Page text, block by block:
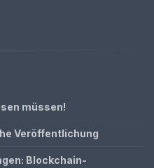
müssen!
Veröffentlichung
Blockchain-